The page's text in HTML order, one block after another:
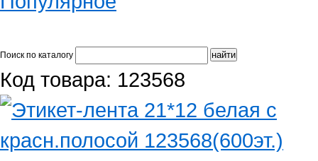
Поиск по каталогу
Код товара: 123568